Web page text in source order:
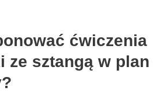
ćwiczenia
ze sztangą w plan